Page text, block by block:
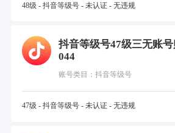
48级 - 抖音等级号 - 未认证 - 无违规
抖音等级号47级三无账
044
账号类目：抖音等级号
47级 - 抖音等级号 - 未认证 - 无违规